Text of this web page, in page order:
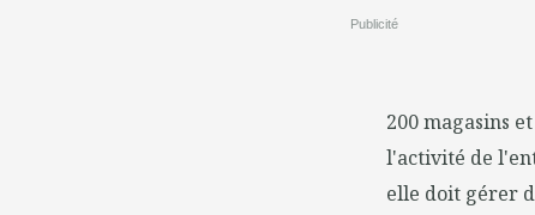
Publicité
200 magasins
l'activité de
elle doit gérer